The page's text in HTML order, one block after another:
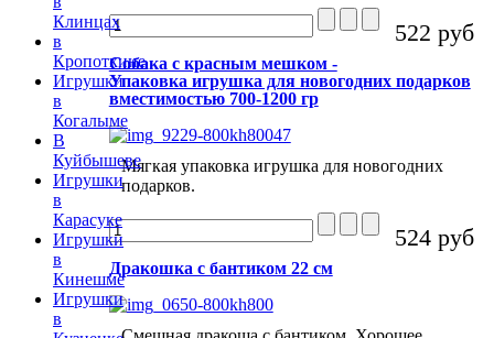
522 руб
Собака с красным мешком -
Упаковка игрушка для новогодних подарков
вместимостью 700-1200 гр
Мягкая упаковка игрушка для новогодних
подарков.
524 руб
Дракошка с бантиком 22 см
Клинцах
в
Кропоткине
Игрушки
в
Когалыме
В
Куйбышеве
Игрушки
в
Карасуке
Игрушки
в
Кинешме
Игрушки
в